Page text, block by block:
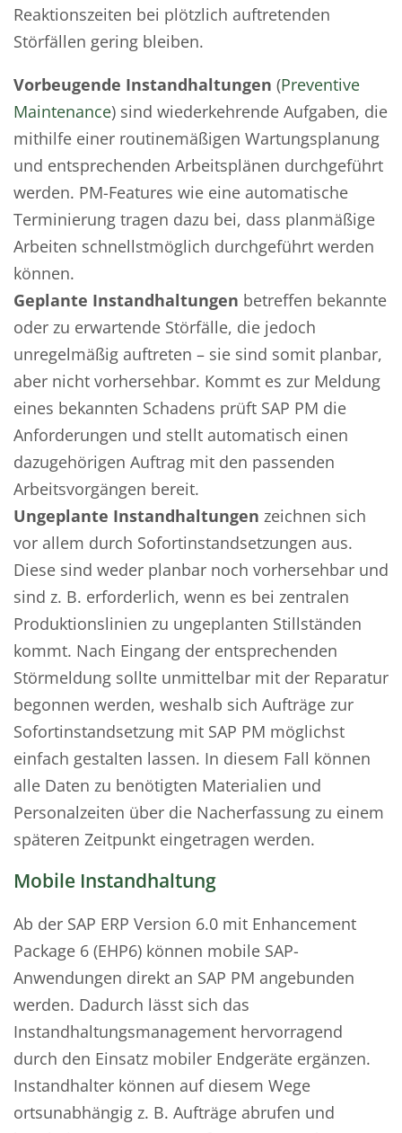
Reaktionszeiten bei plötzlich auftretenden
Störfällen gering bleiben.
Vorbeugende Instandhaltungen (Preventive
Maintenance) sind wiederkehrende Aufgaben, die
mithilfe einer routinemäßigen Wartungsplanung
und entsprechenden Arbeitsplänen durchgeführt
werden. PM-Features wie eine automatische
Terminierung tragen dazu bei, dass planmäßige
Arbeiten schnellstmöglich durchgeführt werden
können.
Geplante Instandhaltungen betreffen bekannte
oder zu erwartende Störfälle, die jedoch
unregelmäßig auftreten – sie sind somit planbar,
aber nicht vorhersehbar. Kommt es zur Meldung
eines bekannten Schadens prüft SAP PM die
Anforderungen und stellt automatisch einen
dazugehörigen Auftrag mit den passenden
Arbeitsvorgängen bereit.
Ungeplante Instandhaltungen zeichnen sich
vor allem durch Sofortinstandsetzungen aus.
Diese sind weder planbar noch vorhersehbar und
sind z. B. erforderlich, wenn es bei zentralen
Produktionslinien zu ungeplanten Stillständen
kommt. Nach Eingang der entsprechenden
Störmeldung sollte unmittelbar mit der Reparatur
begonnen werden, weshalb sich Aufträge zur
Sofortinstandsetzung mit SAP PM möglichst
einfach gestalten lassen. In diesem Fall können
alle Daten zu benötigten Materialien und
Personalzeiten über die Nacherfassung zu einem
späteren Zeitpunkt eingetragen werden.
Mobile Instandhaltung
Ab der SAP ERP Version 6.0 mit Enhancement
Package 6 (EHP6) können mobile SAP-
Anwendungen direkt an SAP PM angebunden
werden. Dadurch lässt sich das
Instandhaltungsmanagement hervorragend
durch den Einsatz mobiler Endgeräte ergänzen.
Instandhalter können auf diesem Wege
ortsunabhängig z. B. Aufträge abrufen und